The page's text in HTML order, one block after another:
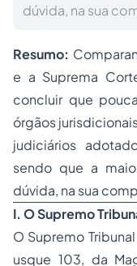
dúvida, na sua
Resumo:
e a Suprema
concluir que
órgãos
judiciários
sendo que a
dúvida, na sua
I. O Supremo
O Supremo
usque 103, da